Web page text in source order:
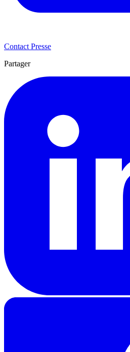
Contact Presse
Partager